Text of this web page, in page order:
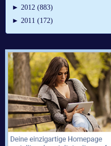
► 2012 (883)
► 2011 (172)